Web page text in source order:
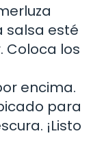
salsa esté
Coloca los
encima.
para
¡Listo